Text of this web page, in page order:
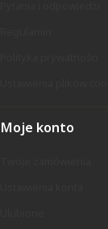
Moje konto